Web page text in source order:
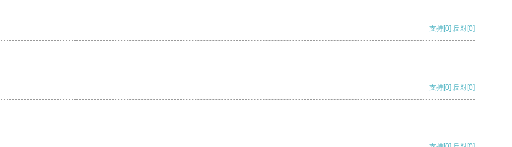
支持[0] 反对[0]
支持[0] 反对[0]